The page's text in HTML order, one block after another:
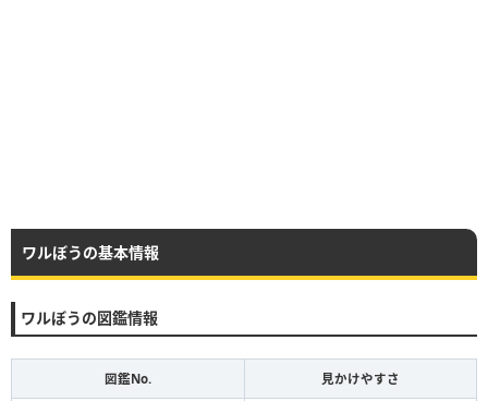
ワルぼうの基本情報
ワルぼうの図鑑情報
図鑑No. 見かけやすさ